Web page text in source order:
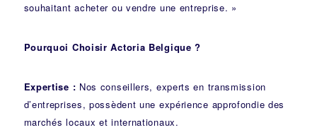
souhaitant acheter ou vendre une entreprise. »
Pourquoi Choisir Actoria Belgique ?
Expertise : Nos conseillers, experts en transmission
d’entreprises, possèdent une expérience approfondie des
marchés locaux et internationaux.